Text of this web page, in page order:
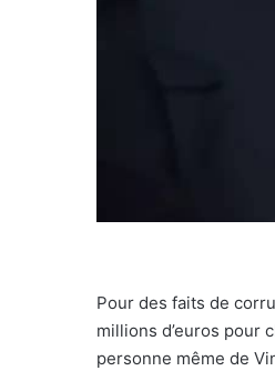
Pour des faits de
millions d’euros pour
personne même de